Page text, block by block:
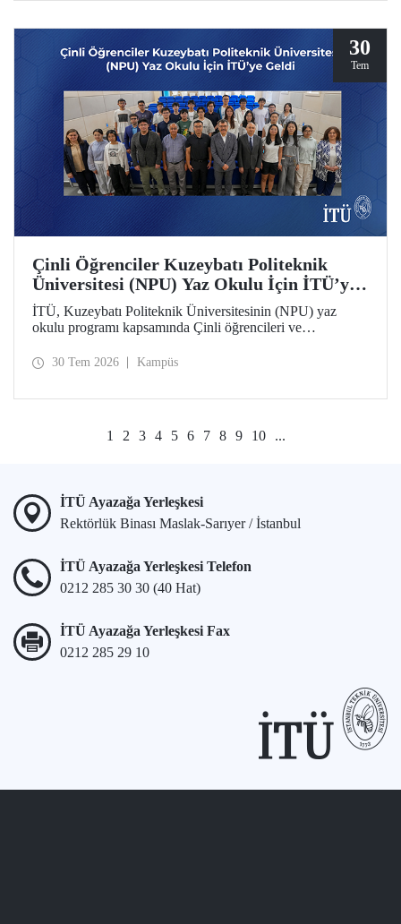
30
Tem
Çinli Öğrenciler Kuzeybatı Politeknik
Üniversitesi (NPU) Yaz Okulu İçin İTÜ’ye
Geldi
İTÜ, Kuzeybatı Politeknik Üniversitesinin (NPU) yaz
okulu programı kapsamında Çinli öğrencileri ve
30 Tem 2026 Kampüs
1 2 3 4 5 6 7 8 9 10 ...
İTÜ Ayazağa Yerleşkesi
Rektörlük Binası Maslak-Sarıyer / İstanbul
İTÜ Ayazağa Yerleşkesi Telefon
0212 285 30 30 (40 Hat)
İTÜ Ayazağa Yerleşkesi Fax
0212 285 29 10